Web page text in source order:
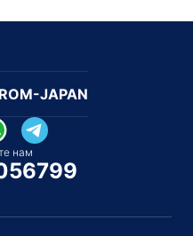
JAPAN
нам